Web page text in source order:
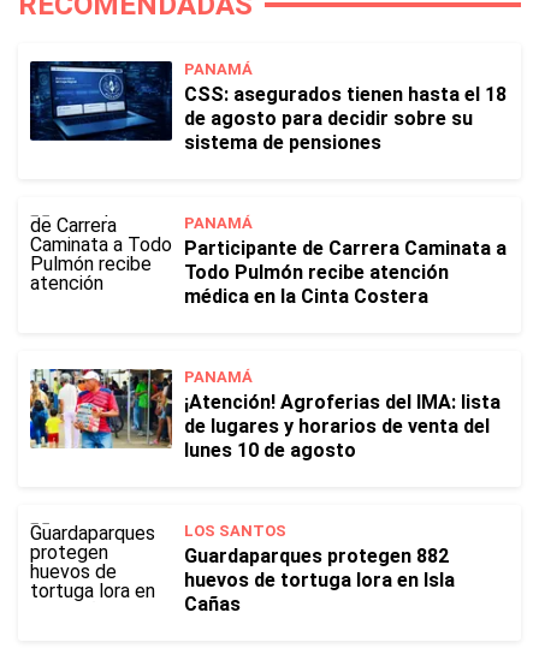
PANAMÁ
CSS: asegurados tienen hasta el 18
de agosto para decidir sobre su
sistema de pensiones
PANAMÁ
Participante de Carrera Caminata a
Todo Pulmón recibe atención
médica en la Cinta Costera
PANAMÁ
¡Atención! Agroferias del IMA: lista
de lugares y horarios de venta del
lunes 10 de agosto
LOS SANTOS
Guardaparques protegen 882
huevos de tortuga lora en Isla
Cañas